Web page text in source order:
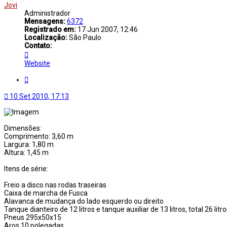
Jovi
Administrador
Mensagens:6372
Registrado em: 17 Jun 2007, 12:46
Localização:São Paulo
Contato:
Jovi
Website
10 Set 2010, 17:13
Dimensões:
Comprimento: 3,60 m
Largura: 1,80 m
Altura: 1,45 m
Itens de série:
Freio a disco nas rodas traseiras
Caixa de marcha de Fusca
Alavanca de mudança do lado esquerdo ou direito
Tanque dianteiro de 12 litros e tanque auxiliar de 13 litros, total 26
Pneus 295x50x15